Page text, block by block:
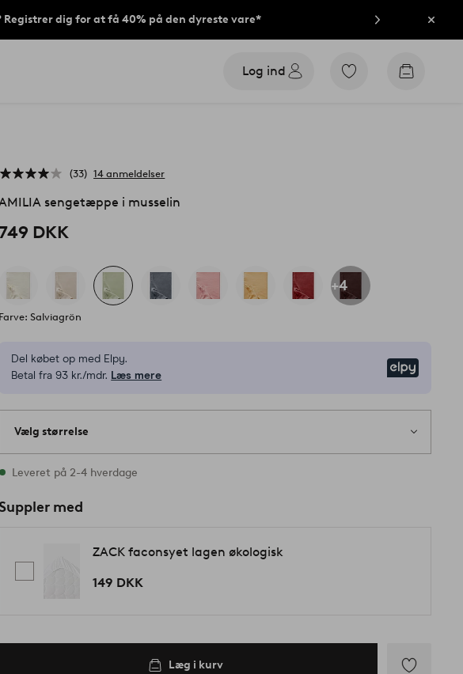
Registrer dig for at få 40% på den dyreste vare* Luk
Log ind
Gå
Gå
33 14 anmeldelser
sengetæppe i musselin
DKK
+4
Farve: Salviagrön
Del købet op med Elpy.
Betal fra 93 kr./mdr. Læs mere
Vælg størrelse
1 størrelser er på lager
Leveret på 2-4 hverdage
med
ZACK faconsyet lagen økologisk
149 DKK
Læg i kurv